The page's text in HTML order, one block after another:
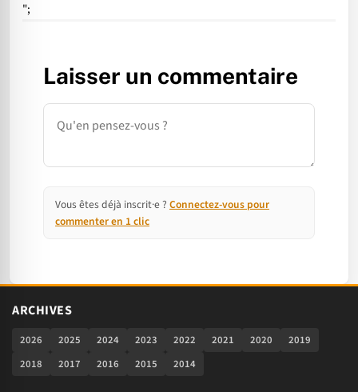
";
Laisser un commentaire
Commentaire
Vous êtes déjà inscrit·e ? Connectez-vous pour
commenter en 1 clic
ARCHIVES
2026 2025 2024 2023 2022 2021 2020
2019
2018
2017 2016 2015 2014